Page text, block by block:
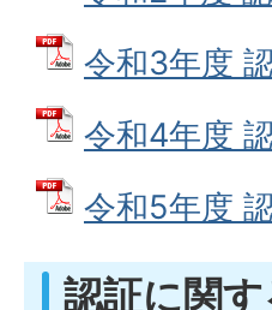
令和3年度
令和4年度
令和5年度
認証に関